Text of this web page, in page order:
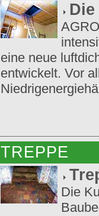
eine neue
entwickelt. Vor
TREPPE
Die